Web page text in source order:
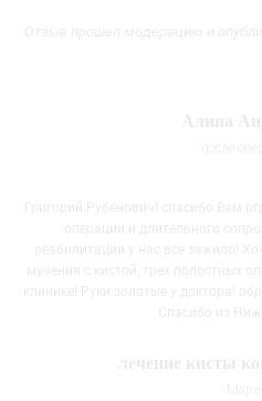
Отзыв прошел модерацию и
Алина
Григорий Рубенович! спасибо Вам
операции и длительного
реабилитации у нас все зажило!
мучения с кистой, трех полостных
клинике! Руки золотые у доктора!
Спасибо из
лечение кисты